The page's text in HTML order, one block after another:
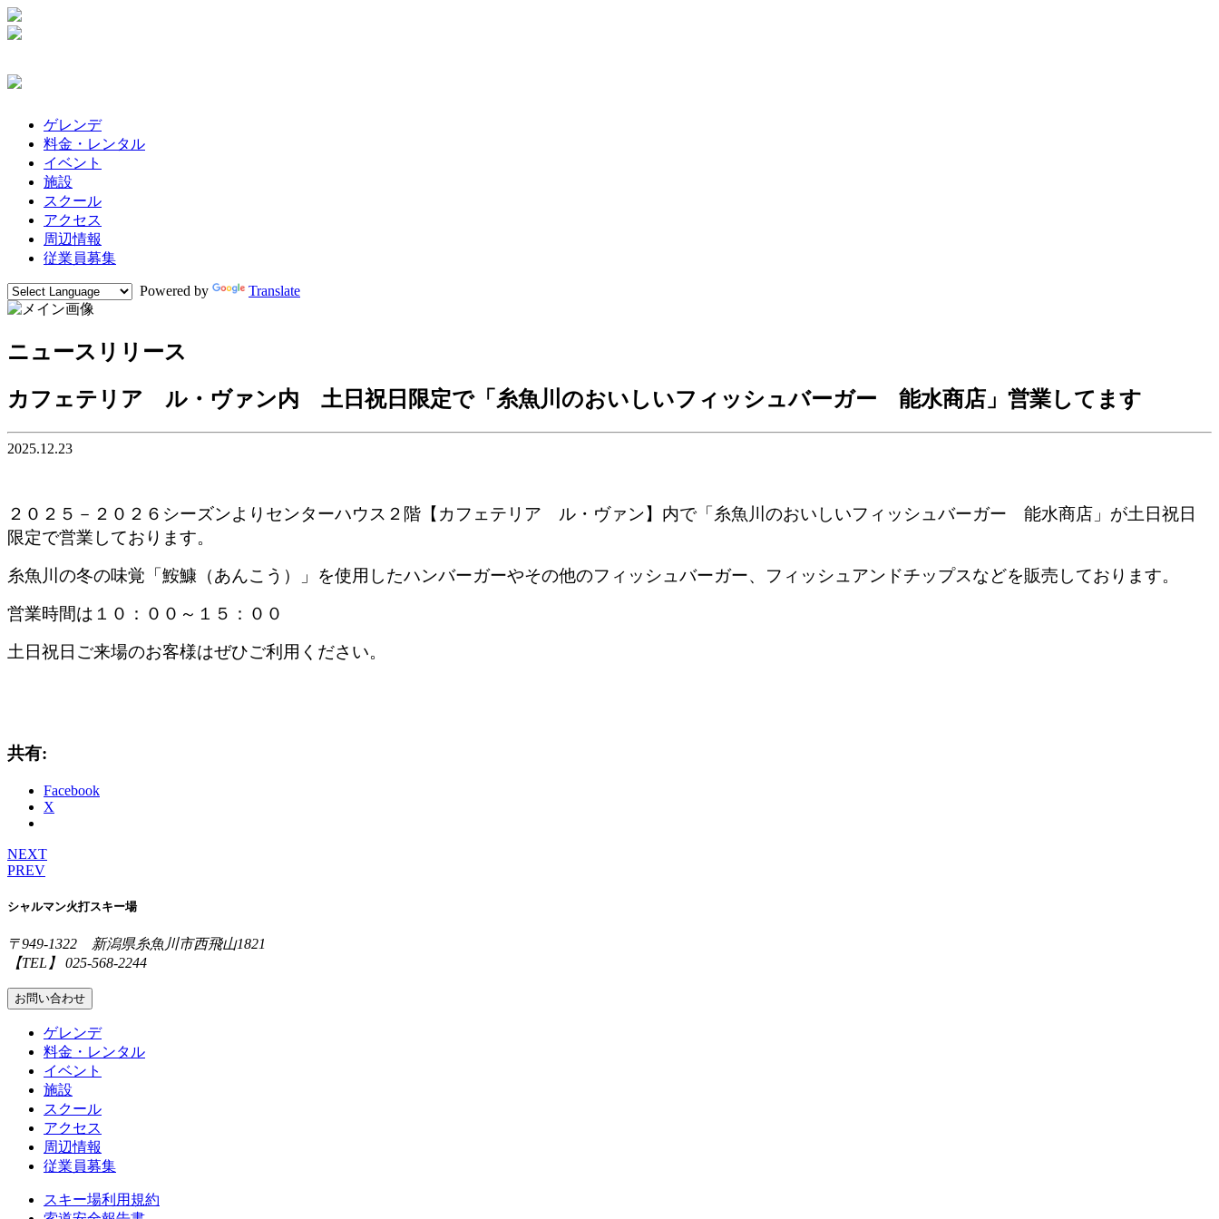
ゲレンデ
料金・レンタル
イベント
施設
スクール
アクセス
周辺情報
従業員募集
Powered by Translate
ニュースリリース
カフェテリア ル・ヴァン内 土日祝日限定で「糸魚川のおいしいフィッシュバーガー 能水商店」営業してます
2025.12.23
２０２５－２０２６シーズンよりセンターハウス２階【カフェテリア ル・ヴァン】内で「糸魚川のおいしいフィッシュバーガー 能水商店」が土日祝日
限定で営業しております。
糸魚川の冬の味覚「鮟鱇（あんこう）」を使用したハンバーガーやその他のフィッシュバーガー、フィッシュアンドチップスなどを販売しております。
営業時間は１０：００～１５：００
土日祝日ご来場のお客様はぜひご利用ください。
共有:
Facebook
X
NEXT
PREV
シャルマン火打スキー場
〒949-1322 新潟県糸魚川市西飛山1821
【TEL】 025-568-2244
お問い合わせ
ゲレンデ
料金・レンタル
イベント
施設
スクール
アクセス
周辺情報
従業員募集
スキー場利用規約